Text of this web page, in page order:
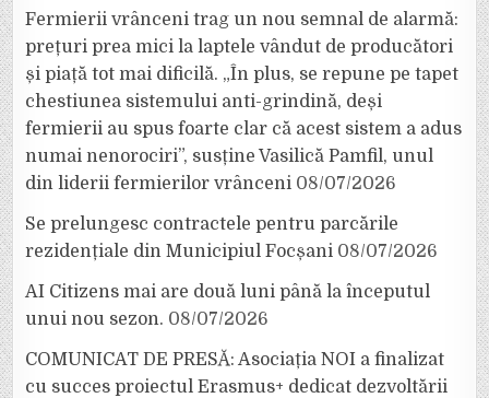
Fermierii vrânceni trag un nou semnal de alarmă:
prețuri prea mici la laptele vândut de producători
și piață tot mai dificilă. „În plus, se repune pe tapet
chestiunea sistemului anti-grindină, deși
fermierii au spus foarte clar că acest sistem a adus
numai nenorociri”, susține Vasilică Pamfil, unul
din liderii fermierilor vrânceni 08/07/2026
Se prelungesc contractele pentru parcările
rezidențiale din Municipiul Focșani 08/07/2026
AI Citizens mai are două luni până la începutul
unui nou sezon. 08/07/2026
COMUNICAT DE PRESĂ: Asociația NOI a finalizat
cu succes proiectul Erasmus+ dedicat dezvoltării